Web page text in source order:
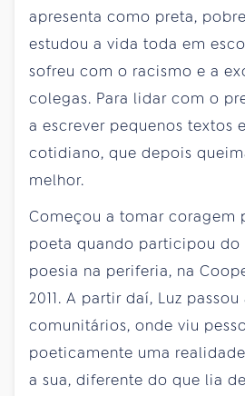
apresenta como preta,
estudou a vida toda em
sofreu com o racismo e a
colegas. Para lidar com o
a escrever pequenos textos
cotidiano, que depois
melhor.
Começou a tomar coragem
poeta quando participou do
poesia na periferia, na
2011. A partir daí, Luz
comunitários, onde viu
poeticamente uma
a sua, diferente do que lia